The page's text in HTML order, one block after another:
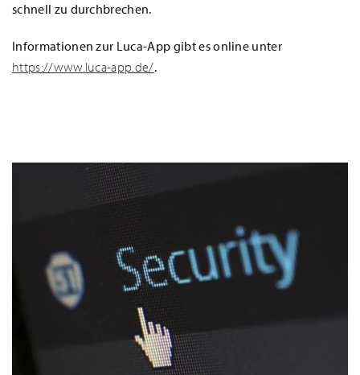
schnell zu durchbrechen.
Informationen zur Luca-App gibt es online unter
https://www.luca-app.de/.